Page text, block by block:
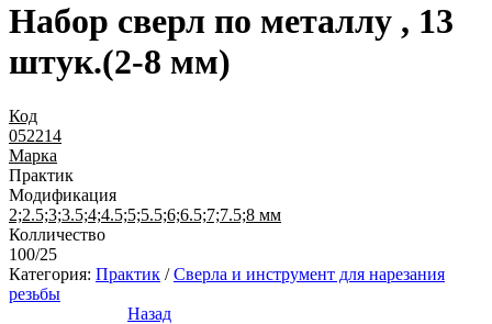
Набор сверл по металлу , 13
штук.(2-8 мм)
Код
052214
Марка
Практик
Модификация
2;2.5;3;3.5;4;4.5;5;5.5;6;6.5;7;7.5;8 мм
Колличество
100/25
Категория: Практик /Сверла и инструмент для нарезания
резьбы
Назад